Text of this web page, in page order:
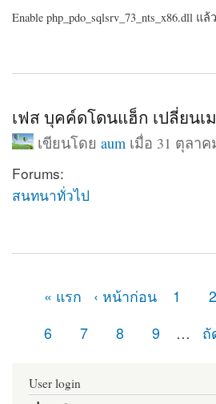
Enable php_pdo_sqlsrv_73_nts_x86.dll แล้ว
เฟส บุคค์ดโดนแฮ็ก เปลี่ยนเ
เขียนโดย aumเมื่อ 31 ตุลาค
Forums:
สนทนาทั่วไป
« แรก ‹ หน้าก่อน 1 2
6
7 8 9 … ถั
User login